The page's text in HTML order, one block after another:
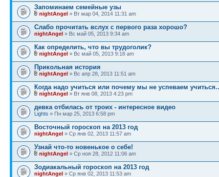
Запоминаем семейные узы
nightAngel » Вт мар 04, 2014 11:31 am
Слабо прочитать вслух с первого раза хорошо?
nightAngel » Вс май 05, 2013 9:34 am
Как определить, что вы трудоголик?
nightAngel » Вс май 05, 2013 9:18 am
Прикольная история
nightAngel » Вс апр 28, 2013 11:51 am
Когда надо учиться или почему мы не успеваем
nightAngel » Вт янв 08, 2013 4:23 pm
девка отбилась от троих - интересное видео
Lights » Пн мар 25, 2013 6:58 pm
Восточный гороскоп на 2013 год
nightAngel » Ср янв 02, 2013 11:57 am
Узнай что-то новенькое о себе!
nightAngel » Ср ноя 28, 2012 11:06 am
Зодиакальный гороскоп на 2013 год
nightAngel » Ср янв 02, 2013 11:53 am